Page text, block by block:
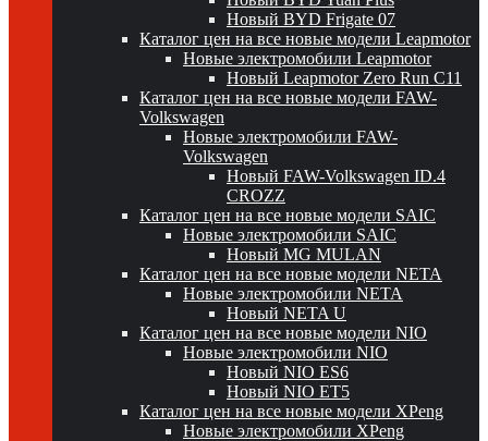
Новый BYD Frigate 07
Каталог цен на все новые модели Leapmotor
Новые электромобили Leapmotor
Новый Leapmotor Zero Run C11
Каталог цен на все новые модели FAW-
Volkswagen
Новые электромобили FAW-
Volkswagen
Новый FAW-Volkswagen ID.4
CROZZ
Каталог цен на все новые модели SAIC
Новые электромобили SAIC
Новый MG MULAN
Каталог цен на все новые модели NETA
Новые электромобили NETA
Новый NETA U
Каталог цен на все новые модели NIO
Новые электромобили NIO
Новый NIO ES6
Новый NIO ET5
Каталог цен на все новые модели XPeng
Новые электромобили XPeng